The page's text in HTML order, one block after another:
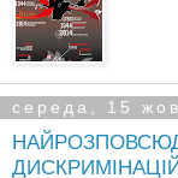
середа, 15